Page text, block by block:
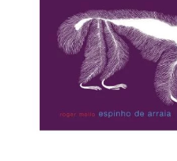
Clube de Leitores